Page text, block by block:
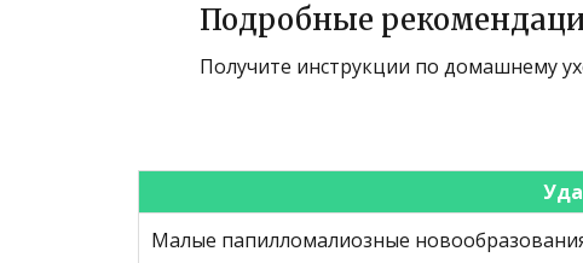
Подробные
Получите инструкции по домашнему
Малые папилломалиозные